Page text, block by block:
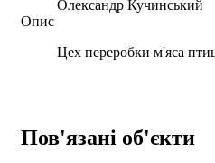
Олександр Кучинський
Опис
Цех переробки м'яса
Пов'язані об'єкти